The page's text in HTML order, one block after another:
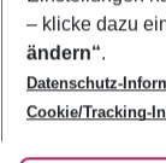
AGB
Bestpreisgarantie
Cookie-
Cookie-Richtlinie
Barrierefreies
Folge uns
– klicke dazu
ändern“.
Datenschutz-
Cookie/Tracking-